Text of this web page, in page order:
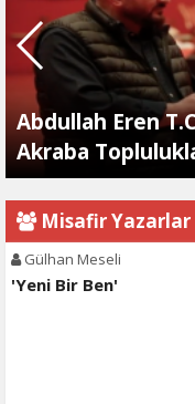
Abdullah Eren
Akraba
Misafir Yazarlar
Gülhan Meseli
'Yeni Bir Ben'